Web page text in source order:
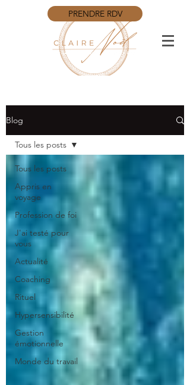
PRENDRE RDV
Blog
Tous les posts
Appris en
voyage
Profession de foi
J'ai testé pour
vous
Actualité
Coaching
Rituel
Hypersensibilité
Gestion
émotionnelle
Monde du travail
Tous les posts